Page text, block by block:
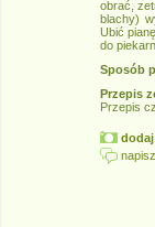
obrać,
blachy)
Ubić
do
Sposób
Przepis
Przepis